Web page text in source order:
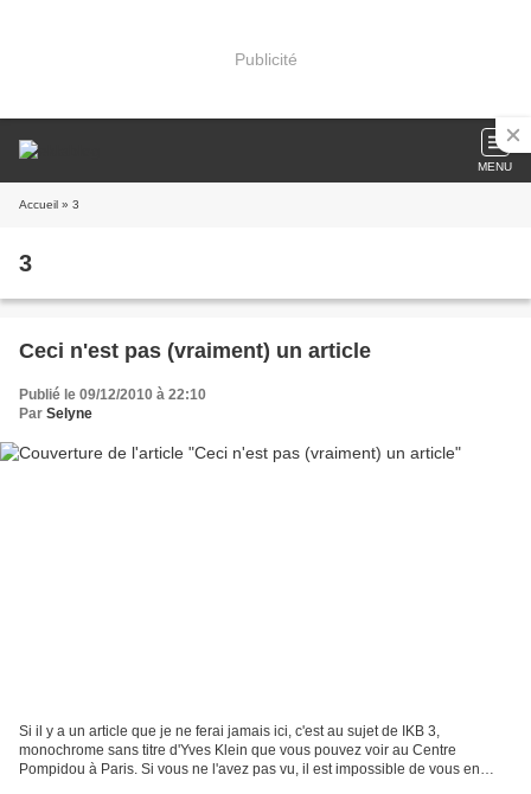
Publicité
MENU
Accueil » 3
3
Ceci n'est pas (vraiment) un article
Publié le 09/12/2010 à 22:10
Par Selyne
Si il y a un article que je ne ferai jamais ici, c'est au sujet de IKB 3,
monochrome sans titre d'Yves Klein que vous pouvez voir au Centre
Pompidou à Paris. Si vous ne l'avez pas vu, il est impossible de vous en